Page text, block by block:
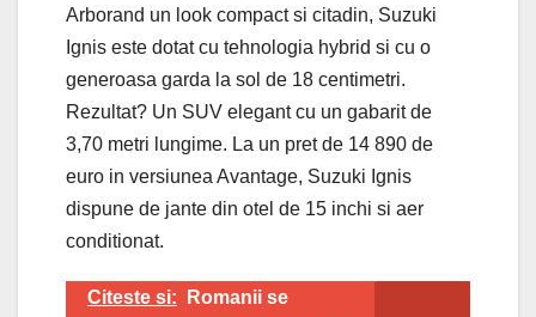
Arborand un look compact si citadin, Suzuki
Ignis este dotat cu tehnologia hybrid si cu o
generoasa garda la sol de 18 centimetri.
Rezultat? Un SUV elegant cu un gabarit de
3,70 metri lungime. La un pret de 14 890 de
euro in versiunea Avantage, Suzuki Ignis
dispune de jante din otel de 15 inchi si aer
conditionat.
Citeste si:
Romanii se